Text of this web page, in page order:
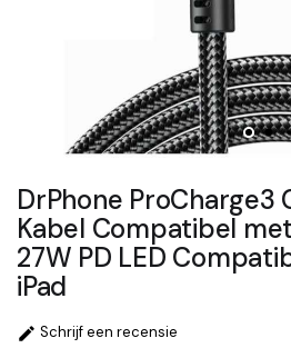
DrPhone ProCharge3
Kabel Compatibel
27W PD LED
iPad
 Schrijf een recensie